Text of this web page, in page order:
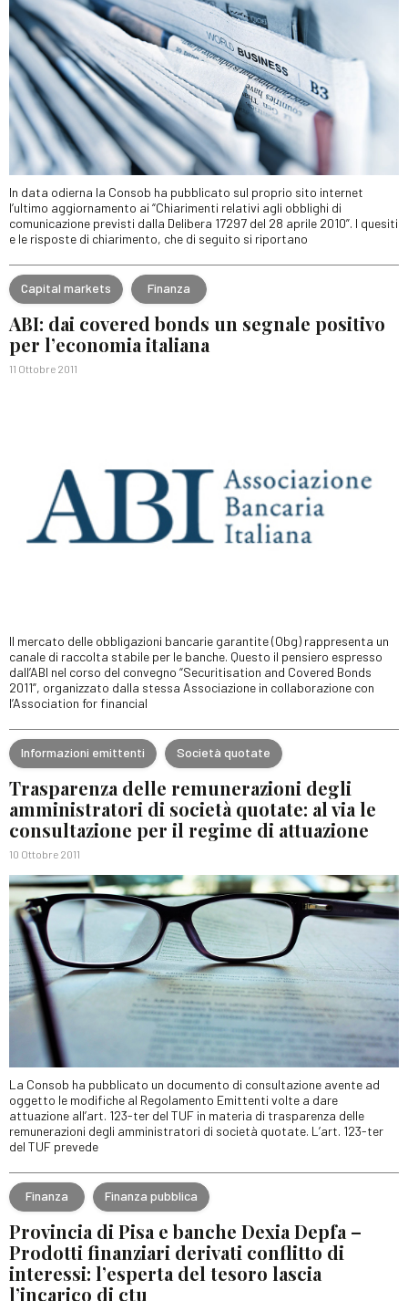
In data odierna la Consob ha pubblicato sul proprio sito internet
l’ultimo aggiornamento ai “Chiarimenti relativi agli obblighi di
comunicazione previsti dalla Delibera 17297 del 28 aprile 2010”. I quesiti
e le risposte di chiarimento, che di seguito si riportano
Capital markets Finanza
ABI: dai covered bonds un segnale positivo
per l’economia italiana
11 Ottobre 2011
Il mercato delle obbligazioni bancarie garantite (Obg) rappresenta un
canale di raccolta stabile per le banche. Questo il pensiero espresso
dall’ABI nel corso del convegno “Securitisation and Covered Bonds
2011”, organizzato dalla stessa Associazione in collaborazione con
l’Association for financial
Informazioni emittenti Società quotate
Trasparenza delle remunerazioni degli
amministratori di società quotate: al via le
consultazione per il regime di attuazione
10 Ottobre 2011
La Consob ha pubblicato un documento di consultazione avente ad
oggetto le modifiche al Regolamento Emittenti volte a dare
attuazione all’art. 123-ter del TUF in materia di trasparenza delle
remunerazioni degli amministratori di società quotate. L’art. 123-ter
del TUF prevede
Finanza Finanza pubblica
Provincia di Pisa e banche Dexia Depfa –
Prodotti finanziari derivati conflitto di
interessi: l’esperta del tesoro lascia
l’incarico di ctu